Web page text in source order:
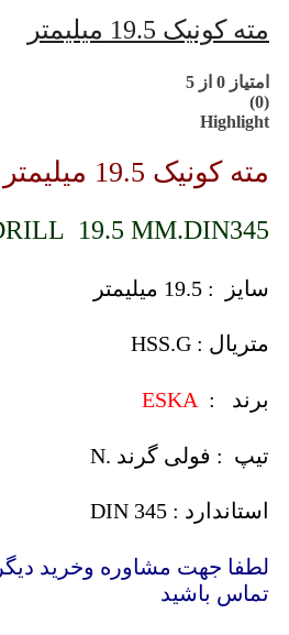
مته کونیک 19.5 میلیمتر
امتیاز 0 از 5
(0)
Highlight
مته کونیک 19.5 میلیمتر
19.5 MM.DIN345
سایز : 19.5 میلیمتر
متریال : HSS.G
برند : ESKA
تیپ : فولی گرند .N
استاندارد : DIN 345
لطفا جهت مشاوره وخرید
تماس باشید